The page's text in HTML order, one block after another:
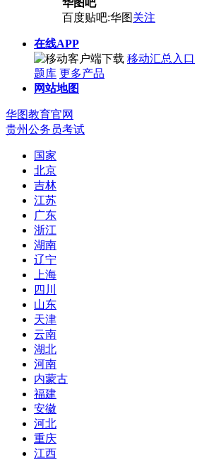
华图吧
百度贴吧:华图关注
在线APP
移动汇总入口
题库 更多产品
网站地图
华图教育官网
贵州公务员考试
国家
北京
吉林
江苏
广东
浙江
湖南
辽宁
上海
四川
山东
天津
云南
湖北
河南
内蒙古
福建
安徽
河北
重庆
江西